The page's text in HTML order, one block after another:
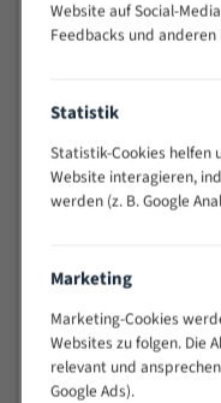
Vorteile:
schwierigen
wechselnde
Sehr geringe
Technische
Positiver
Bandkörper aus
Website auf Social-
Feedbacks und
Statistik
Statistik-Cookies helfen
Website interagieren,
werden (z. B. Google
Marketing
Marketing-Cookies
Websites zu folgen. Die
relevant und
Google Ads).